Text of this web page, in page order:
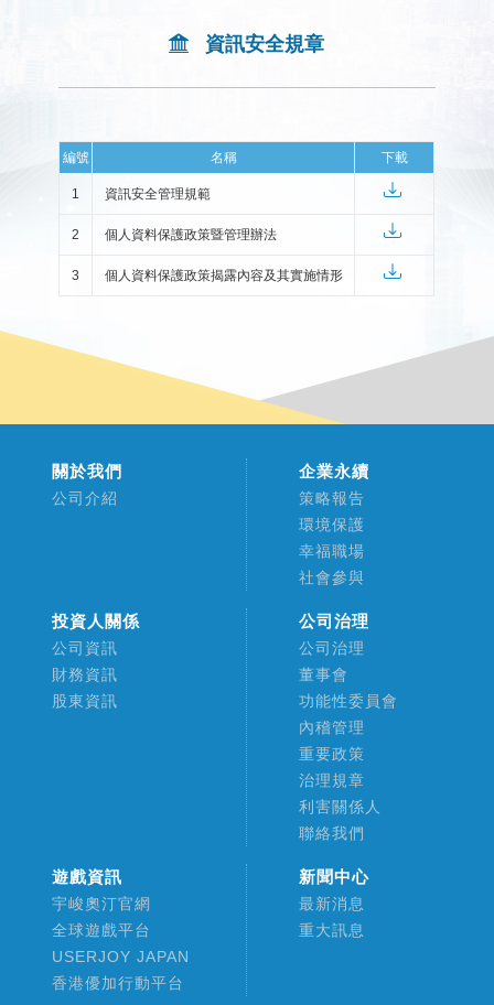
資訊安全規章
編號 名稱 下載
1 資訊安全管理規範
2 個人資料保護政策暨管理辦法
3 個人資料保護政策揭露內容及其實施情形
關於我們
公司介紹
企業永續
策略報告
環境保護
幸福職場
社會參與
投資人關係
公司資訊
財務資訊
股東資訊
公司治理
公司治理
董事會
功能性委員會
內稽管理
重要政策
治理規章
利害關係人
聯絡我們
遊戲資訊
宇峻奧汀官網
全球遊戲平台
USERJOY JAPAN
香港優加行動平台
新聞中心
最新消息
重大訊息